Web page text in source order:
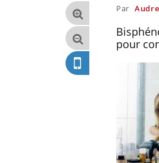
Par
pour